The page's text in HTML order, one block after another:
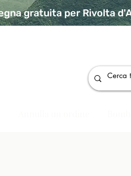
gratuita per Rivolta